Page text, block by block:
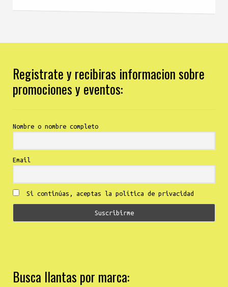
Registrate y recibiras informacion sobre
promociones y eventos:
Nombre o nombre completo
Email
Si continúas, aceptas la política de privacidad
Busca llantas por marca: